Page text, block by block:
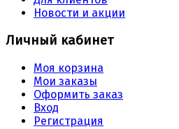
Новости и акции
Личный кабинет
Моя корзина
Мои заказы
Оформить заказ
Вход
Регистрация